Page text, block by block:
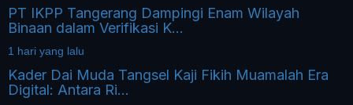
PT IKPP Tangerang Dampingi Enam Wilayah
Binaan dalam Verifikasi K...
1 hari yang lalu
Kader Dai Muda Tangsel Kaji Fikih Muamalah Era
Digital: Antara Ri...